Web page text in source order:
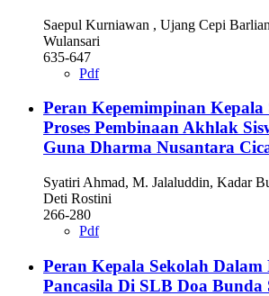
Saepul Kurniawan , Ujang Cepi
Wulansari
635-647
Pdf
Peran Kepemimpinan Kepala
Proses Pembinaan Akhlak
Guna Dharma Nusantara
Syatiri Ahmad, M. Jalaluddin, Kadar
Deti Rostini
266-280
Pdf
Peran Kepala Sekolah
Pancasila Di SLB Doa Bunda